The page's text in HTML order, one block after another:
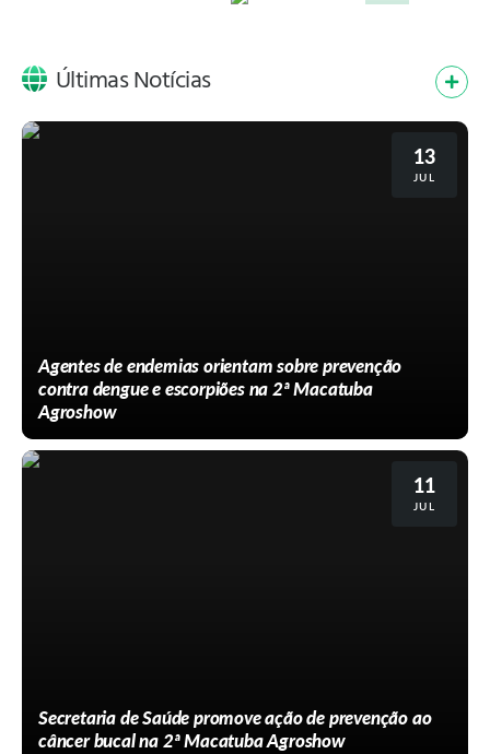
Últimas Notícias
13
JUL
Agentes de endemias orientam sobre prevenção
contra dengue e escorpiões na 2ª Macatuba
Agroshow
11
JUL
Secretaria de Saúde promove ação de prevenção ao
câncer bucal na 2ª Macatuba Agroshow